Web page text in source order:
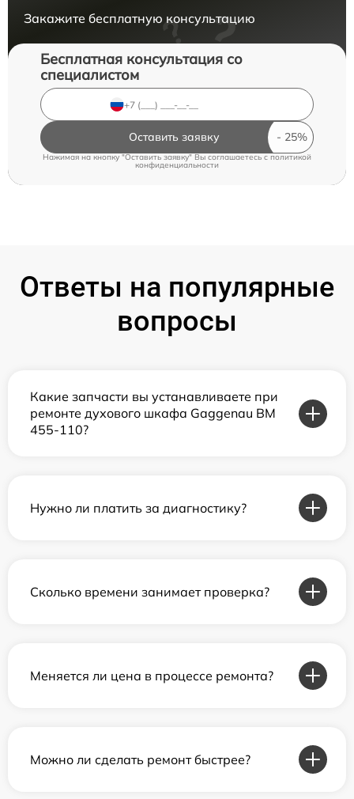
Закажите бесплатную консультацию
Бесплатная консультация со
специалистом
Оставить заявку
Нажимая на кнопку "Оставить заявку" Вы соглашаетесь c политикой
конфиденциальности
Ответы на популярные
вопросы
Какие запчасти вы устанавливаете при
ремонте духового шкафа Gaggenau BM
455-110?
Нужно ли платить за диагностику?
Сколько времени занимает проверка?
Меняется ли цена в процессе ремонта?
Можно ли сделать ремонт быстрее?